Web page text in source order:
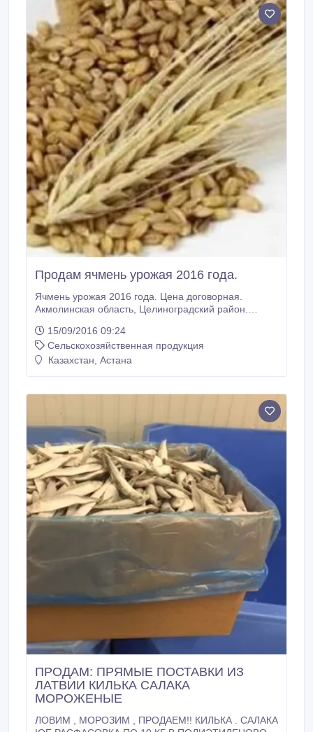
Продам ячмень урожая 2016 года.
Ячмень урожая 2016 года. Цена договорная.
Акмолинская область, Целиноградский район.
15/09/2016 09:24
Сельскохозяйственная продукция
Казахстан, Астана
ПРОДАМ: ПРЯМЫЕ ПОСТАВКИ ИЗ
ЛАТВИИ КИЛЬКА САЛАКА
МОРОЖЕНЫЕ
ЛОВИМ , МОРОЗИМ , ПРОДАЕМ!! КИЛЬКА . САЛАКА